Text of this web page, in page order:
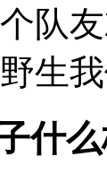
队
生
什